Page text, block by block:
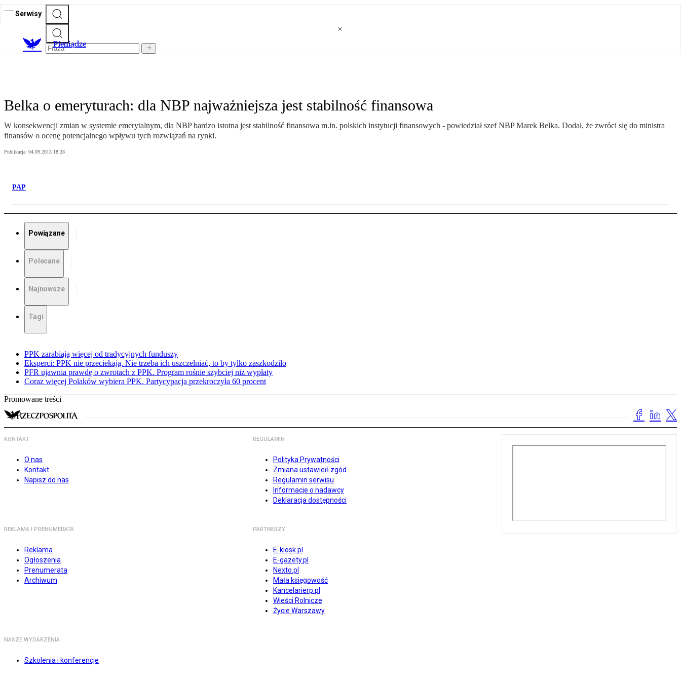
Serwisy
Pieniądze
Belka o emeryturach: dla NBP najważniejsza jest stabilność finansowa
W konsekwencji zmian w systemie emerytalnym, dla NBP bardzo istotna jest stabilność finansowa m.in. polskich instytucji finansowych - powiedział szef NBP Marek Belka. Dodał, że zwróci się do ministra
finansów o ocenę potencjalnego wpływu tych rozwiązań na rynki.
Publikacja: 04.09.2013 18:28
PAP
Powiązane
Polecane
Najnowsze
Tagi
PPK zarabiają więcej od tradycyjnych funduszy
Eksperci: PPK nie przeciekają. Nie trzeba ich uszczelniać, to by tylko zaszkodziło
PFR ujawnia prawdę o zwrotach z PPK. Program rośnie szybciej niż wypłaty
Coraz więcej Polaków wybiera PPK. Partycypacja przekroczyła 60 procent
Promowane treści
KONTAKT
O nas
Kontakt
Napisz do nas
REGULAMIN
Polityka Prywatności
Zmiana ustawień zgód
Regulamin serwisu
Informacje o nadawcy
Deklaracja dostępności
REKLAMA I PRENUMERATA
Reklama
Ogłoszenia
Prenumerata
Archiwum
PARTNERZY
E-kiosk.pl
E-gazety.pl
Nexto.pl
Mała księgowość
Kancelarierp.pl
Wieści Rolnicze
Życie Warszawy
NASZE WYDARZENIA
Szkolenia i konferencje